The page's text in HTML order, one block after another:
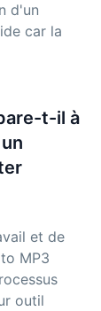
d'un
car la
t-il à
et de
MP3
outil